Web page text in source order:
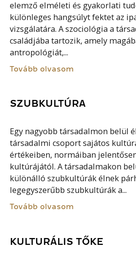
elemző elméleti és gyakorlati
különleges hangsúlyt fektet az
vizsgálatára. A szociológia a
családjába tartozik, amely
antropológiát,...
Tovább olvasom
SZUBKULTÚRA
Egy nagyobb társadalmon belül
társadalmi csoport sajátos
értékeiben, normáiban
kultúrájától. A társadalmakon
különálló szubkultúrák élnek
legegyszerűbb szubkultúrák a...
Tovább olvasom
KULTURÁLIS TŐKE